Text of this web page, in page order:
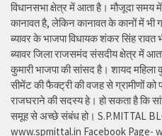
विधानसभा क्षेत्र में आता है। मौजूदा समय
कानावत है, लेकिन कानावत के कानों में भी
ब्यावर के भाजपा विधायक शंकर सिंह
ब्यावर जिला राजसमंद संसदीय क्षेत्र में
कुमारी भाजपा की सांसद है। शायद महिला
सीमेंट की फैक्ट्री की वजह से ग्रामीणों को
राजघराने की सदस्य हे। हो सकता है कि
समूह से अच्छे संबंध हो। S.P.MITTAL
www.spmittal.in Facebook Page-